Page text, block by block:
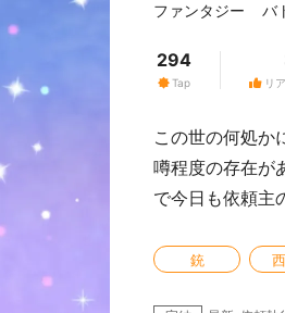
ファンタジー バ
Tap
294
リ
この世の何処か
噂程度の存在が
で今日も依頼主
銃